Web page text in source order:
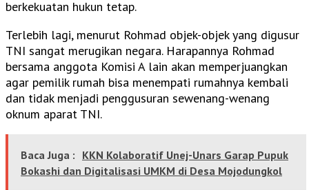
berkekuatan hukun tetap.
Terlebih lagi, menurut Rohmad objek-objek yang digusur
TNI sangat merugikan negara. Harapannya Rohmad
bersama anggota Komisi A lain akan memperjuangkan
agar pemilik rumah bisa menempati rumahnya kembali
dan tidak menjadi penggusuran sewenang-wenang
oknum aparat TNI.
Baca Juga : KKN Kolaboratif Unej-Unars Garap Pupuk
Bokashi dan Digitalisasi UMKM di Desa Mojodungkol